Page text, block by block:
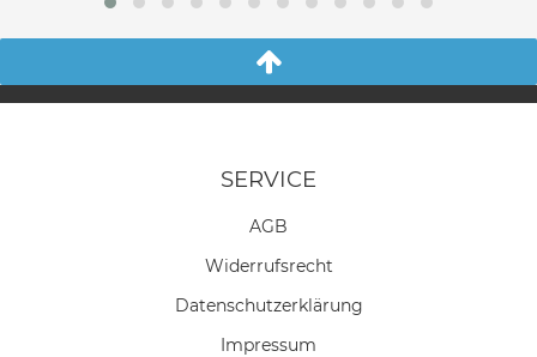
SERVICE
AGB
Widerrufs­recht
Daten­schutz­erklärung
Impressum